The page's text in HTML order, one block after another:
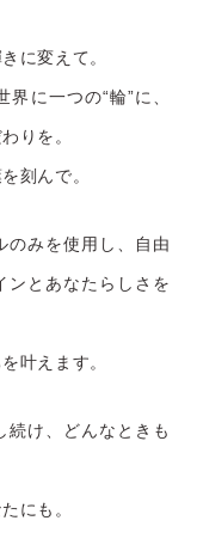
に変えて。
に一つの“輪”に、
りを。
刻んで。
みを使用し、 自由
ンと あなたらしさを
叶えます。
け、 どんなときも
にも。